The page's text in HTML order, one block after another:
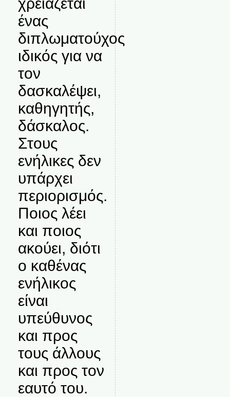
ένας
διπλωματούχος
ιδικός για να
τον
δασκαλέψει,
καθηγητής,
δάσκαλος.
Στους
ενήλικες δεν
υπάρχει
περιορισμός.
Ποιος λέει
και ποιος
ακούει, διότι
ο καθένας
ενήλικος
είναι
υπεύθυνος
και προς
τους άλλους
και προς τον
εαυτό του.